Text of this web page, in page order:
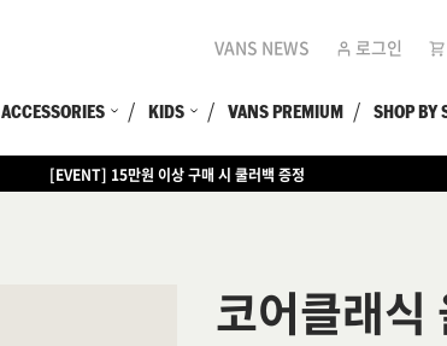
VANS NEWS 로그인
ACCESSORIES KIDS VANS PREMIUM SHOP BY
[EVENT] 15만원 이상 구매 시 쿨러백 증정
코어클래식